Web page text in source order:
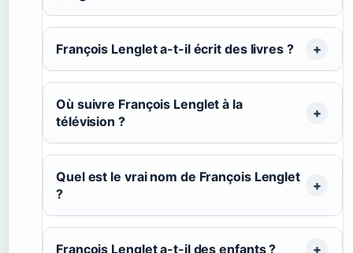
François Lenglet a-t-il écrit des livres ?
Où suivre François Lenglet à la
télévision ?
Quel est le vrai nom de François Lenglet
?
François Lenglet a-t-il des enfants ?